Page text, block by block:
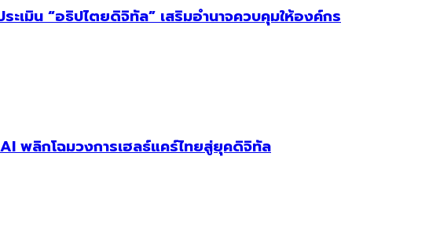
เมิน “อธิปไตยดิจิทัล” เสริมอำนาจควบคุมให้องค์กร
พลิกโฉมวงการเฮลธ์แคร์ไทยสู่ยุคดิจิทัล